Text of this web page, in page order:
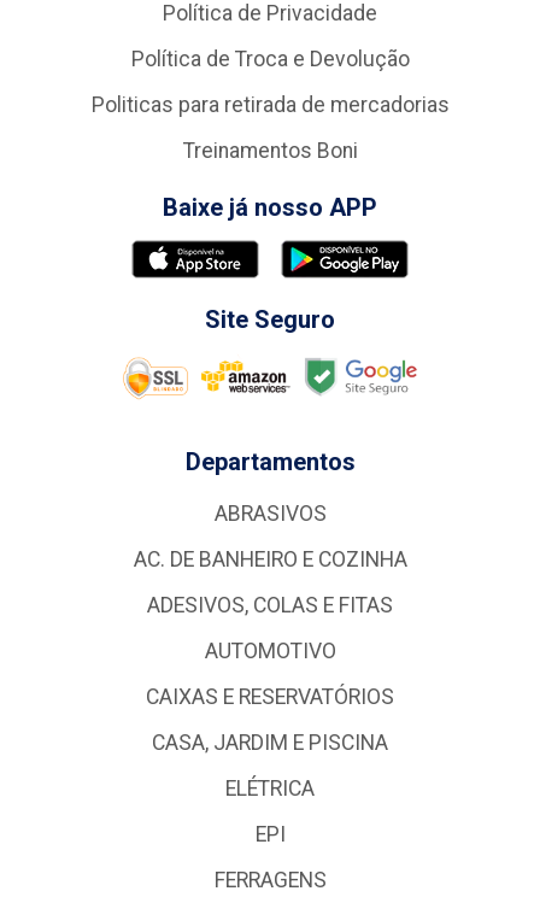
Política de Privacidade
Política de Troca e Devolução
Politicas para retirada de mercadorias
Treinamentos Boni
Baixe já nosso APP
Site Seguro
Departamentos
ABRASIVOS
AC. DE BANHEIRO E COZINHA
ADESIVOS, COLAS E FITAS
AUTOMOTIVO
CAIXAS E RESERVATÓRIOS
CASA, JARDIM E PISCINA
ELÉTRICA
EPI
FERRAGENS